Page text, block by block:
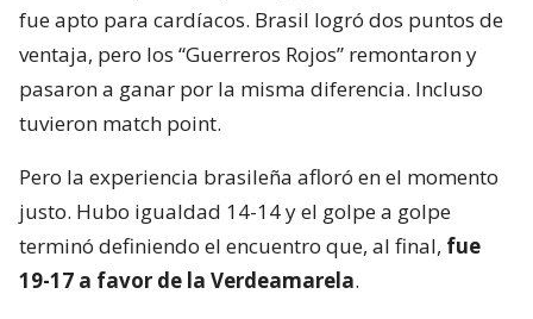
fue apto para cardíacos. Brasil logró dos puntos de
ventaja, pero los “Guerreros Rojos” remontaron y
pasaron a ganar por la misma diferencia. Incluso
tuvieron match point.
Pero la experiencia brasileña afloró en el momento
justo. Hubo igualdad 14-14 y el golpe a golpe
terminó definiendo el encuentro que, al final, fue
19-17 a favor de la Verdeamarela.